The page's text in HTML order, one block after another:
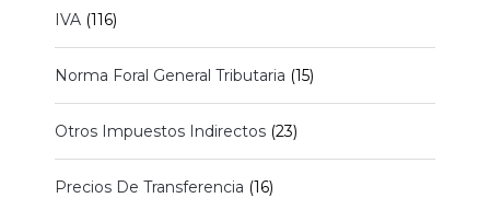
IVA (116)
Norma Foral General Tributaria (15)
Otros Impuestos Indirectos (23)
Precios De Transferencia (16)